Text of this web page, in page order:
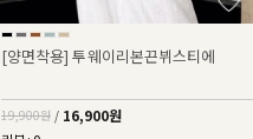
[양면착용] 투웨이리본끈뷔스티에
19,900원 / 16,900원